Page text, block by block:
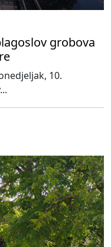
grobova
10.